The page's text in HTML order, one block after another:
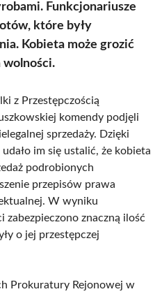
Funkcjonariusze
które były
Kobieta może grozić
wolności.
z Przestępczością
komendy podjęli
sprzedaży. Dzięki
im się ustalić, że kobieta
podrobionych
przepisów prawa
W wyniku
zabezpieczono znaczną ilość
o jej przestępczej
Prokuratury Rejonowej w